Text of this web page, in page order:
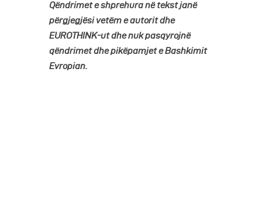
Qëndrimet e shprehura në tekst janë
përgjegjësi vetëm e autorit dhe
EUROTHINK-ut dhe nuk pasqyrojnë
qëndrimet dhe pikëpamjet e Bashkimit
Evropian.